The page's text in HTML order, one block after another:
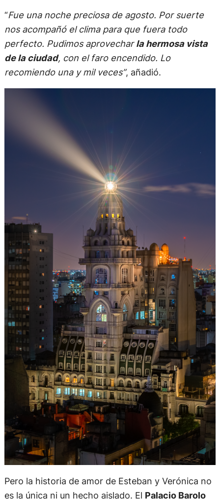
“Fue una noche preciosa de agosto. Por suerte
nos acompañó el clima para que fuera todo
perfecto. Pudimos aprovecharla hermosa vista
de la ciudad, con el faro encendido. Lo
recomiendo una y mil veces”, añadió.
Pero la historia de amor de Esteban y Verónica no
es la única ni un hecho aislado. El Palacio Barolo